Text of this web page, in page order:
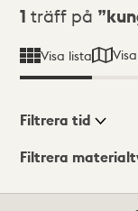
Sökresultat
1 träff på
Visa lista
Visningsläge
Filtrera tid
Filtrera